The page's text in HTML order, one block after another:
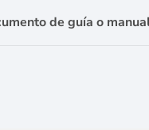
de guía o